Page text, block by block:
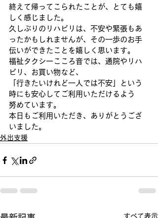
終えて帰ってこられたことが、とても嬉
しく感じました。
久しぶりのリハビリは、不安や緊張もあ
ったかもしれませんが、その一歩のお手
伝いができたことを嬉しく思います。
福祉タクシーこころ音では、通院やリハ
ビリ、お買い物など、
「行きたいけれど一人では不安」という
時にも安心してご利用いただけるよう
努めています。
本日もご利用いただき、ありがとうござ
いました。
外出支援
すべて表示